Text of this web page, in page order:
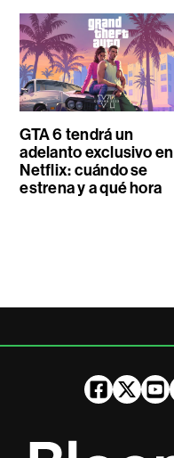
GTA 6 tendrá un
adelanto exclusivo en
Netflix: cuándo se
estrena y a qué hora